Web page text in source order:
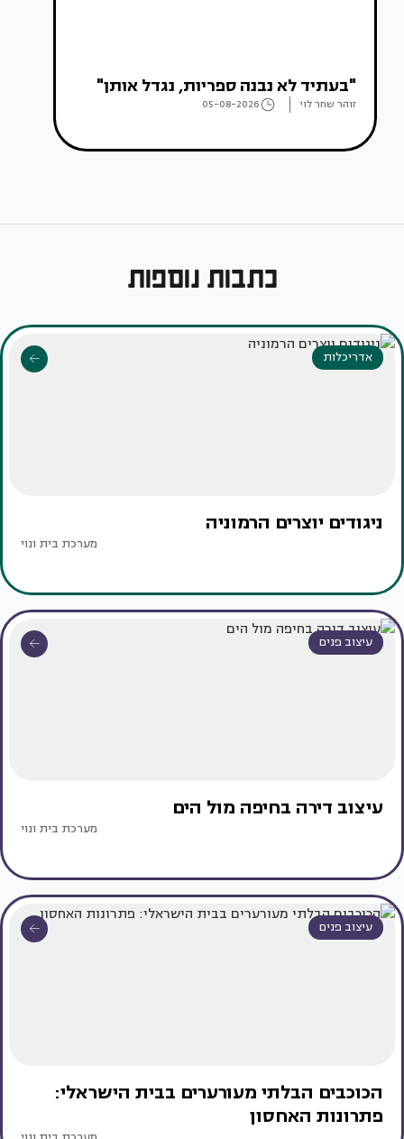
"בעתיד לא נבנה ספריות, נגדל אותן"
זוהר שחר לוי 05-08-2026
כתבות נוספות
אדריכלות
ניגודים יוצרים הרמוניה
מערכת בית ונוי
עיצוב פנים
עיצוב דירה בחיפה מול הים
מערכת בית ונוי
עיצוב פנים
הכוכבים הבלתי מעורערים בבית הישראלי:
פתרונות האחסון